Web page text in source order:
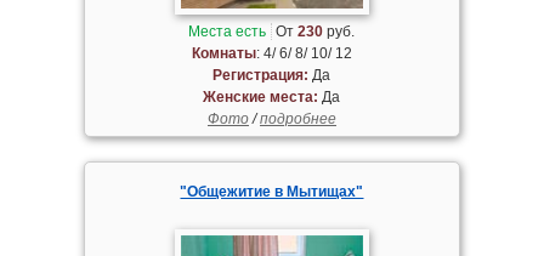
Места есть От230 руб.
Комнаты: 4/ 6/ 8/ 10/ 12
Регистрация: Да
Женские места: Да
Фото/подробнее
"Общежитие в Мытищах"